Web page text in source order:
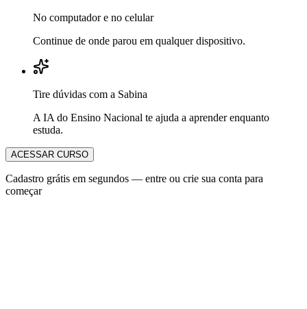
No computador e no celular
Continue de onde parou em qualquer dispositivo.
Tire dúvidas com a Sabina
A IA do Ensino Nacional te ajuda a aprender enquanto
estuda.
ACESSAR CURSO
Cadastro grátis em segundos — entre ou crie sua conta para
começar